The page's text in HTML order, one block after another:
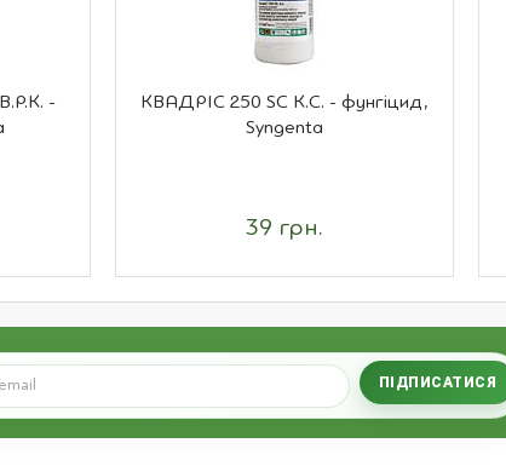
-
КВАДРІС 250 SC К.С. - фунгіцид,
Syngenta
39 грн.
ПІДПИСАТИСЯ